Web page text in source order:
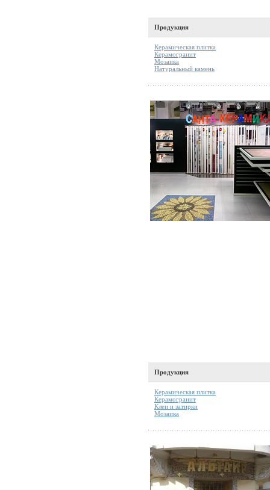
Продукция
Керамическая плитка
Керамогранит
Мозаика
Натуральный камень
Продукция
Керамическая плитка
Керамогранит
Клеи и затирки
Мозаика